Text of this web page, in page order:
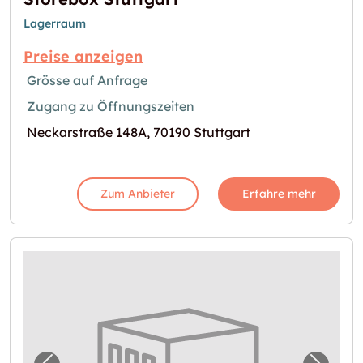
Lagerraum
Preise anzeigen
Grösse auf Anfrage
Zugang zu Öffnungszeiten
Neckarstraße 148A, 70190 Stuttgart
Zum Anbieter Erfahre mehr